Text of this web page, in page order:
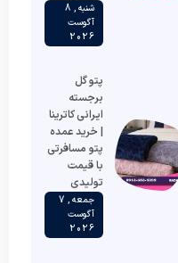
شنبه , 8
آگوست
2026
پتو گل
برجسته
ایرانی کاترینا
| خرید عمده
پتو مسافرتی
با قیمت
تولیدی
جمعه , 7
آگوست
2026